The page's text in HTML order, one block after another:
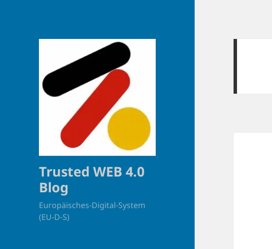
Trusted WEB 4.0
Blog
Europäisches-Digital-System
(EU-D-S)